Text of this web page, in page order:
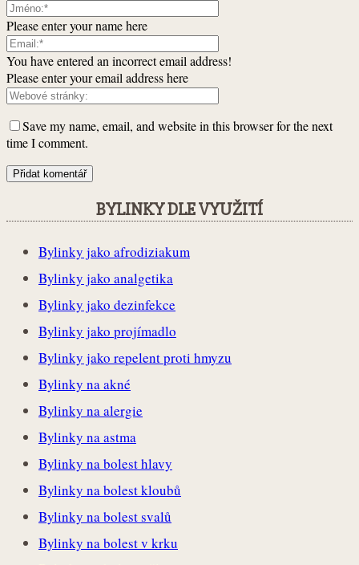
Please enter your name here
You have entered an incorrect email address!
Please enter your email address here
Save my name, email, and website in this browser for the next
time I comment.
BYLINKY DLE VYUŽITÍ
Bylinky jako afrodiziakum
Bylinky jako analgetika
Bylinky jako dezinfekce
Bylinky jako projímadlo
Bylinky jako repelent proti hmyzu
Bylinky na akné
Bylinky na alergie
Bylinky na astma
Bylinky na bolest hlavy
Bylinky na bolest kloubů
Bylinky na bolest svalů
Bylinky na bolest v krku